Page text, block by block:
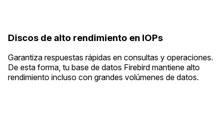
Discos de alto rendimiento en IOPs
Garantiza respuestas rápidas en consultas y operaciones.
De esta forma, tu base de datos Firebird mantiene alto
rendimiento incluso con grandes volúmenes de datos.